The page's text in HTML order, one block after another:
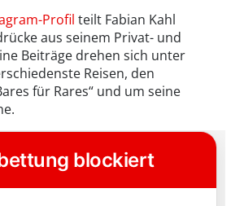
Profil teilt Fabian Kahl
aus seinem Privat- und
Beiträge drehen sich unter
Reisen, den
für Rares“ und um seine